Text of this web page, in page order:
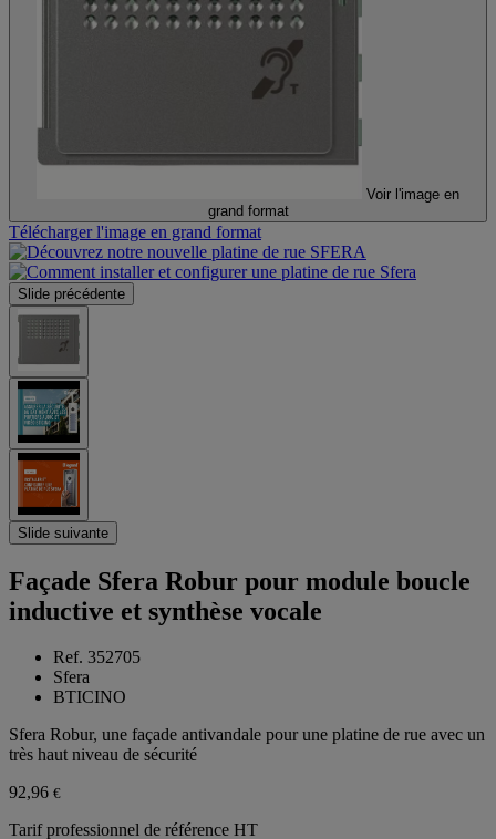
Voir l'image en
grand format
Télécharger l'image en grand format
Slide précédente
Slide suivante
Façade Sfera Robur pour module boucle
inductive et synthèse vocale
Ref. 352705
Sfera
BTICINO
Sfera Robur, une façade antivandale pour une platine de rue avec un
très haut niveau de sécurité
92,96 €
Tarif professionnel de référence HT